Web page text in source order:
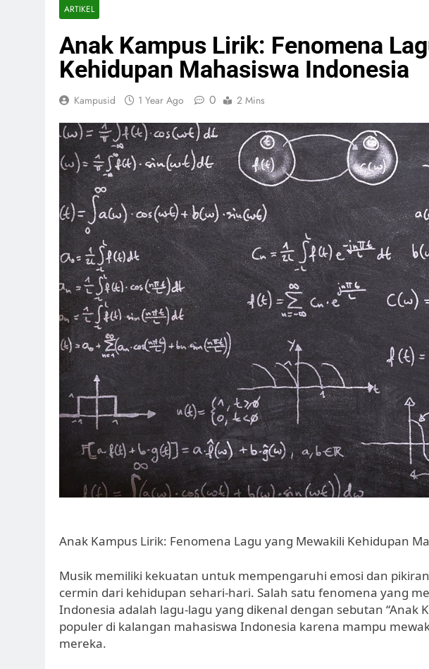
ARTIKEL
Anak Kampus Lirik: Fenomena
Kehidupan Mahasiswa Indonesia
Kampusid 1 Year Ago 0 2 Mins
Anak Kampus Lirik: Fenomena Lagu yang Mewakili Kehidupan
Musik memiliki kekuatan untuk mempengaruhi emosi dan
cermin dari kehidupan sehari-hari. Salah satu fenomena yang
Indonesia adalah lagu-lagu yang dikenal dengan sebutan “Anak
populer di kalangan mahasiswa Indonesia karena mampu
mereka.